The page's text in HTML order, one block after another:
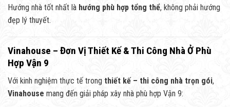
Hướng nhà tốt nhất là hướng phù hợp tổng thể, không phải hướng
đẹp lý thuyết.
Vinahouse – Đơn Vị Thiết Kế & Thi Công Nhà Ở Phù
Hợp Vận 9
Với kinh nghiệm thực tế trong thiết kế – thi công nhà trọn gói,
Vinahouse mang đến giải pháp xây nhà phù hợp Vận 9: